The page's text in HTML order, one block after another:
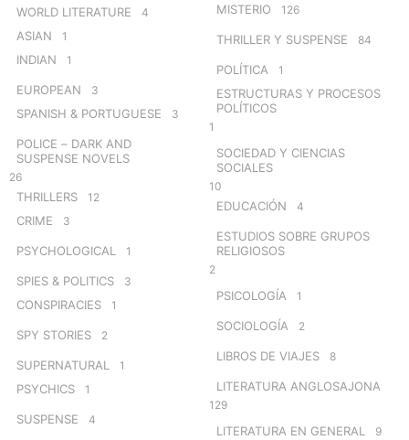
WORLD LITERATURE 4
ASIAN 1
INDIAN 1
EUROPEAN 3
SPANISH & PORTUGUESE 3
POLICE – DARK AND
SUSPENSE NOVELS
26
THRILLERS 12
CRIME 3
PSYCHOLOGICAL 1
SPIES & POLITICS 3
CONSPIRACIES 1
SPY STORIES 2
SUPERNATURAL 1
PSYCHICS 1
SUSPENSE 4
MISTERIO 126
THRILLER Y SUSPENSE 84
POLÍTICA 1
ESTRUCTURAS Y PROCESOS
POLÍTICOS
1
SOCIEDAD Y CIENCIAS
SOCIALES
10
EDUCACIÓN 4
ESTUDIOS SOBRE GRUPOS
RELIGIOSOS
2
PSICOLOGÍA 1
SOCIOLOGÍA 2
LIBROS DE VIAJES 8
LITERATURA ANGLOSAJONA
129
LITERATURA EN GENERAL 9